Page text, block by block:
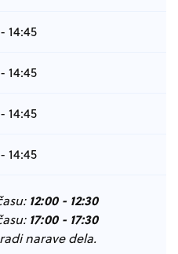
14:45
14:45
14:45
14:45
12:00 - 12:30
17:00 - 17:30
narave dela.